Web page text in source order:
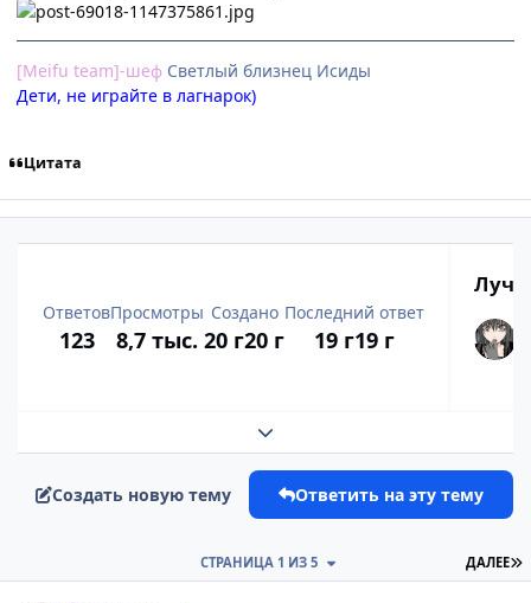
[Meifu team]-шеф Cветлый близнец Исиды
Дети, не играйте в лагнарок)
Цитата
Ответов
123
Просмотры
8,7 тыс.
Создано
20 г20 г
Последний ответ
19 г19 г
Развернуть обзор темы
Создать новую тему Ответить на эту тему
ДАЛЕЕ
СТРАНИЦА 1 ИЗ 5